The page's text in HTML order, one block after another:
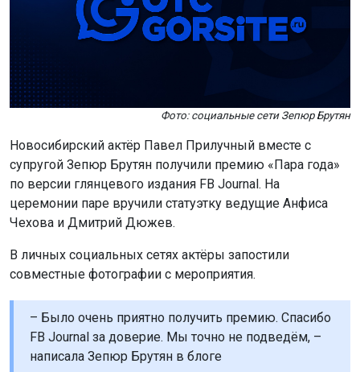
Фото: социальные сети Зепюр Брутян
Новосибирский актёр Павел Прилучный вместе с
супругой Зепюр Брутян получили премию «Пара года»
по версии глянцевого издания FB Journal. На
церемонии паре вручили статуэтку ведущие Анфиса
Чехова и Дмитрий Дюжев.
В личных социальных сетях актёры запостили
совместные фотографии с мероприятия.
– Было очень приятно получить премию. Спасибо
FB Journal за доверие. Мы точно не подведём, –
написала Зепюр Брутян в блоге